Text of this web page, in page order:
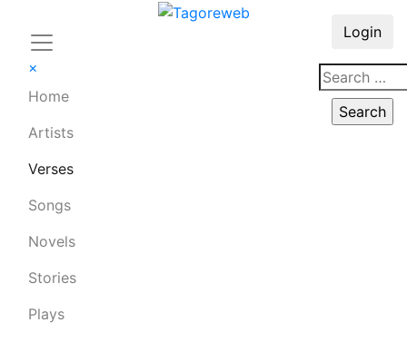
×
Home
Artists
Verses
Songs
Novels
Stories
Plays
Login